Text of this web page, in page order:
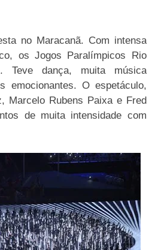
no Maracanã. Com intensa
os Jogos Paralímpicos Rio
Teve dança, muita música
emocionantes. O espetáculo,
Marcelo Rubens Paixa e Fred
de muita intensidade com